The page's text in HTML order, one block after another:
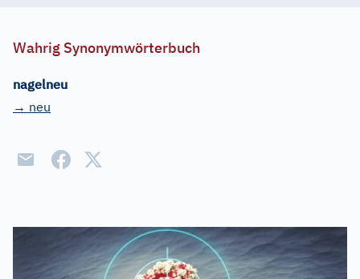
Wahrig Synonymwörterbuch
nagelneu
→ neu